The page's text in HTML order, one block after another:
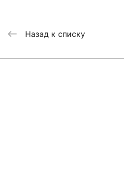
Назад к списку